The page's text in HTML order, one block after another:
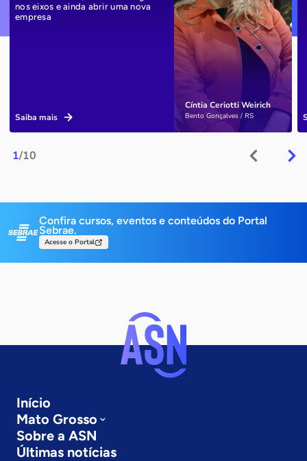
1/10
Cíntia Ceriotti Weirich
Bento Gonçalves / RS
nos eixos e ainda abrir uma nova
empresa
Saiba mais
Confira cursos, eventos e conteúdos do Portal
Sebrae.
Acesse o Portal
Início
Mato Grosso
Sobre a ASN
Últimas notícias